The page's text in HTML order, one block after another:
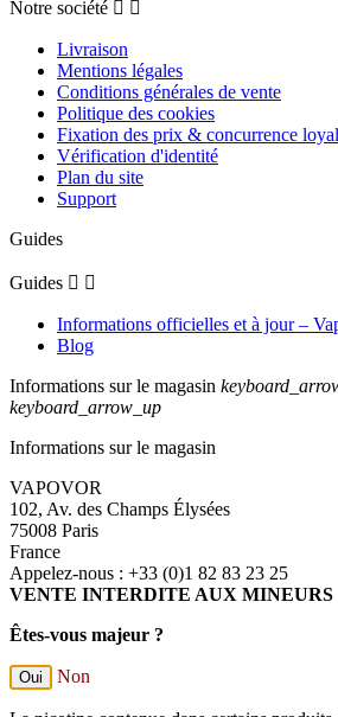
Vente interdite
aux mineurs
Livraison par Chronopost et Amazon
à domicile ou en point relais*
Nous expédions votre commande
en moins de 48h (jours ouvrés)
Produits
Produits